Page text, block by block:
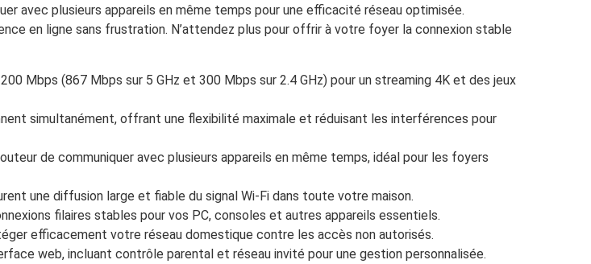
avec plusieurs appareils en même temps pour une efficacité réseau optimisée.
en ligne sans frustration. N’attendez plus pour offrir à votre foyer la connexion stable
Mbps (867 Mbps sur 5 GHz et 300 Mbps sur 2.4 GHz) pour un streaming 4K et des jeux
simultanément, offrant une flexibilité maximale et réduisant les interférences pour
de communiquer avec plusieurs appareils en même temps, idéal pour les foyers
une diffusion large et fiable du signal Wi-Fi dans toute votre maison.
filaires stables pour vos PC, consoles et autres appareils essentiels.
efficacement votre réseau domestique contre les accès non autorisés.
web, incluant contrôle parental et réseau invité pour une gestion personnalisée.